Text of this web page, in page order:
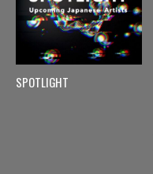
SPOTLIGHT